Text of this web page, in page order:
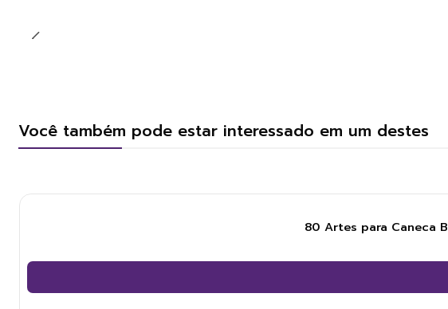
Você também pode estar interessado em um destes
80 Artes para Caneca